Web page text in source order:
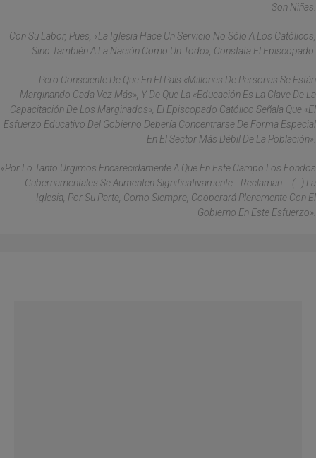
Son Niñas.
Con Su Labor, Pues, «la Iglesia Hace Un Servicio No Sólo A Los Católicos,
Sino También A La Nación Como Un Todo», Constata El Episcopado.
Pero Consciente De Que En El País «millones De Personas Se Están
Marginando Cada Vez Más», Y De Que La «educación Es La Clave De La
Capacitación De Los Marginados», El Episcopado Católico Señala Que «el
Esfuerzo Educativo Del Gobierno Debería Concentrarse De Forma Especial
En El Sector Más Débil De La Población».
«Por Lo Tanto Urgimos Encarecidamente A Que En Este Campo Los Fondos
Gubernamentales Se Aumenten Significativamente --Reclaman--. (...) La
Iglesia, Por Su Parte, Como Siempre, Cooperará Plenamente Con El
Gobierno En Este Esfuerzo».